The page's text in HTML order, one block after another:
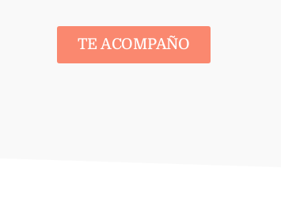
TE ACOMPAÑO